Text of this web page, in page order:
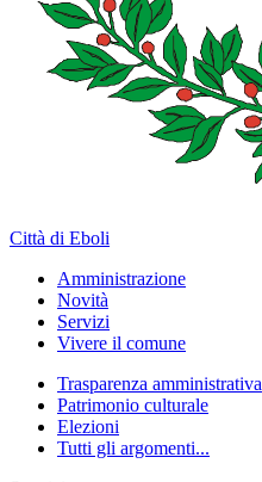
Città di Eboli
Amministrazione
Novità
Servizi
Vivere il comune
Trasparenza amministrativa
Patrimonio culturale
Elezioni
Tutti gli argomenti...